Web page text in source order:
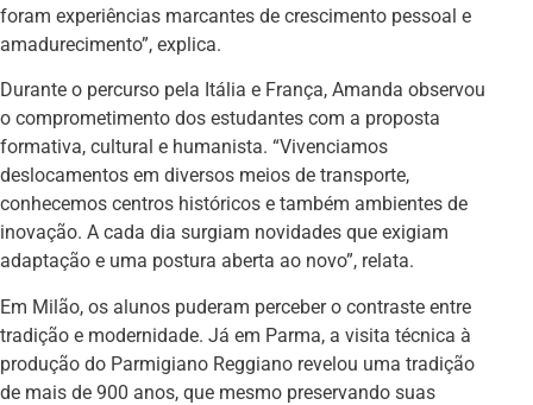
foram experiências marcantes de crescimento pessoal e
amadurecimento”, explica.
Durante o percurso pela Itália e França, Amanda observou
o comprometimento dos estudantes com a proposta
formativa, cultural e humanista. “Vivenciamos
deslocamentos em diversos meios de transporte,
conhecemos centros históricos e também ambientes de
inovação. A cada dia surgiam novidades que exigiam
adaptação e uma postura aberta ao novo”, relata.
Em Milão, os alunos puderam perceber o contraste entre
tradição e modernidade. Já em Parma, a visita técnica à
produção do Parmigiano Reggiano revelou uma tradição
de mais de 900 anos, que mesmo preservando suas